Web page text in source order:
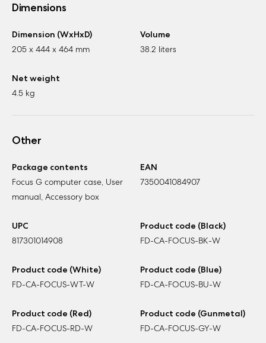
Dimensions
Dimension (WxHxD)
205 x 444 x 464 mm
Volume
38.2 liters
Net weight
4.5 kg
Other
Package contents
Focus G computer case, User
manual, Accessory box
EAN
7350041084907
UPC
817301014908
Product code (Black)
FD-CA-FOCUS-BK-W
Product code (White)
FD-CA-FOCUS-WT-W
Product code (Blue)
FD-CA-FOCUS-BU-W
Product code (Red)
FD-CA-FOCUS-RD-W
Product code (Gunmetal)
FD-CA-FOCUS-GY-W